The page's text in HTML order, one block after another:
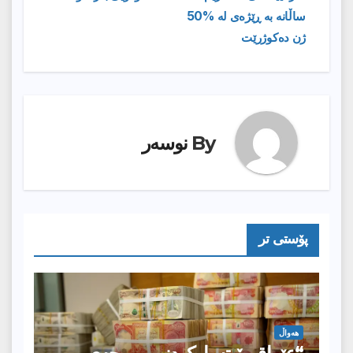
ساڵانە بە ڕێژەی لە %50
ژن دەکوژرێت
By نوسەر
پۆستى تر
هەواڵ